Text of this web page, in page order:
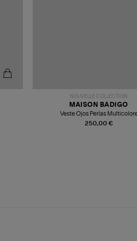
NOUVELLE COLLECTION
250,00 €
MAISON BADIGO
Veste Ojos Perlas